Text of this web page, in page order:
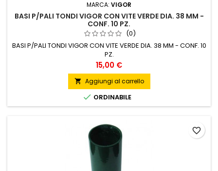
MARCA: VIGOR
BASI P/PALI TONDI VIGOR CON VITE VERDE DIA. 38 MM -
CONF. 10 PZ.
(0)
BASI P/PALI TONDI VIGOR CON VITE VERDE DIA. 38 MM - CONF. 10
PZ.
Prezzo
15,00 €
 Aggiungi al carrello
 ORDINABILE
favorite_border